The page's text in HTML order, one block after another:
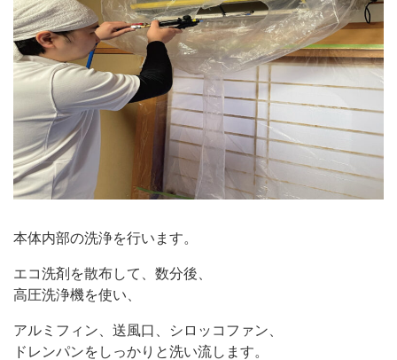
本体内部の洗浄を行います。
エコ洗剤を散布して、数分後、
高圧洗浄機を使い、
アルミフィン、送風口、シロッコファン、
ドレンパンをしっかりと洗い流します。